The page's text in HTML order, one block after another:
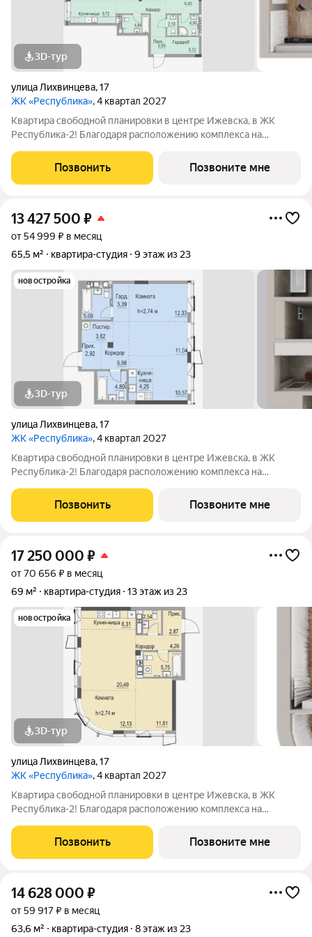
3D-тур
улица Лихвинцева,17
ЖК «Республика», 4 квартал 2027
Квартира свободной планировки в центре Ижевска, в ЖК
Республика-2! Благодаря расположению комплекса на
настоящему невероятными видовыми характеристиками. Из
окон квартир будут открываться
Позвонить Позвоните мне
13 427 500 ₽
от 54 999 ₽ в месяц
65,5 м²
квартира-студия 9 этаж из 23
новостройка
3D-тур
улица Лихвинцева,17
ЖК «Республика», 4 квартал 2027
Квартира свободной планировки в центре Ижевска, в ЖК
Республика-2! Благодаря расположению комплекса на
настоящему невероятными видовыми характеристиками. Из
окон квартир будут открываться
Позвонить Позвоните мне
17 250 000 ₽
от 70 656 ₽ в месяц
69 м²
квартира-студия 13 этаж из 23
новостройка
3D-тур
улица Лихвинцева,17
ЖК «Республика», 4 квартал 2027
Квартира свободной планировки в центре Ижевска, в ЖК
Республика-2! Благодаря расположению комплекса на
настоящему невероятными видовыми характеристиками. Из
окон квартир будут открываться
Позвонить Позвоните мне
14 628 000 ₽
от 59 917 ₽ в месяц
63,6 м²
квартира-студия 8 этаж из 23